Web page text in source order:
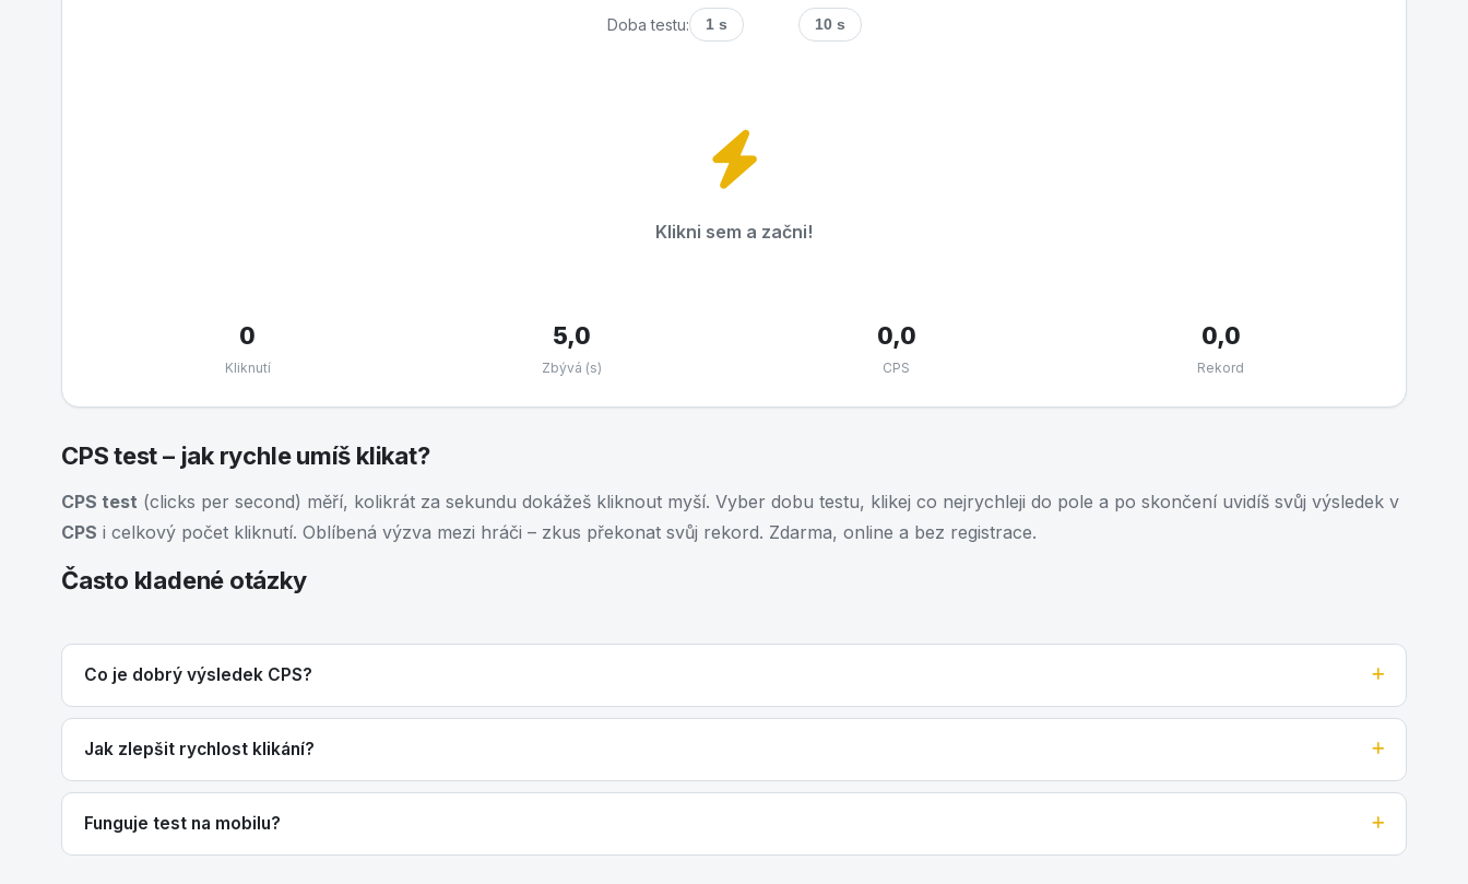
Doba testu: 1 s 10 s
Klikni sem a začni!
0
Kliknutí
5,0
Zbývá (s)
0,0
CPS
0,0
Rekord
CPS test – jak rychle umíš klikat?
CPS test (clicks per second) měří, kolikrát za sekundu dokážeš kliknout myší. Vyber dobu testu, klikej co nejrychleji do pole a po skončení uvidíš svůj výsledek v
CPS i celkový počet kliknutí. Oblíbená výzva mezi hráči – zkus překonat svůj rekord. Zdarma, online a bez registrace.
Často kladené otázky
Co je dobrý výsledek CPS?
Jak zlepšit rychlost klikání?
Funguje test na mobilu?